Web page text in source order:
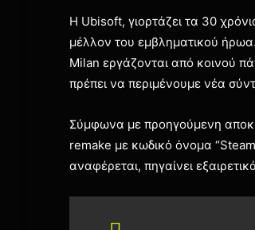
H Ubisoft, γιορτάζει τα 30
μέλλον του εμβληματικού
Milan εργάζονται από κοινού
πρέπει να περιμένουμε νέα
Σύμφωνα με προηγούμενη
remake με κωδικό όνομα
αναφέρεται, πηγαίνει